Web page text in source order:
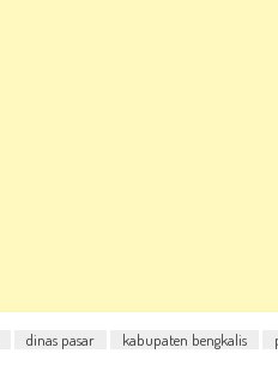
dinas pasar kabupaten bengkalis